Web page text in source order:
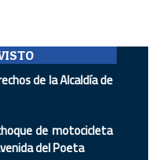
de la Alcaldía de
de motocicleta
del Poeta